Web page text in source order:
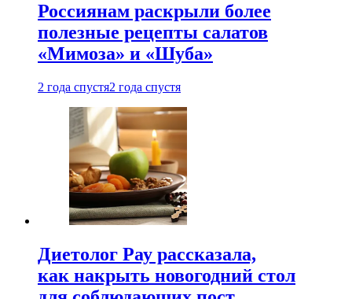
Россиянам раскрыли более
полезные рецепты салатов
«Мимоза» и «Шуба»
2 года спустя2 года спустя
Диетолог Рау рассказала,
как накрыть новогодний стол